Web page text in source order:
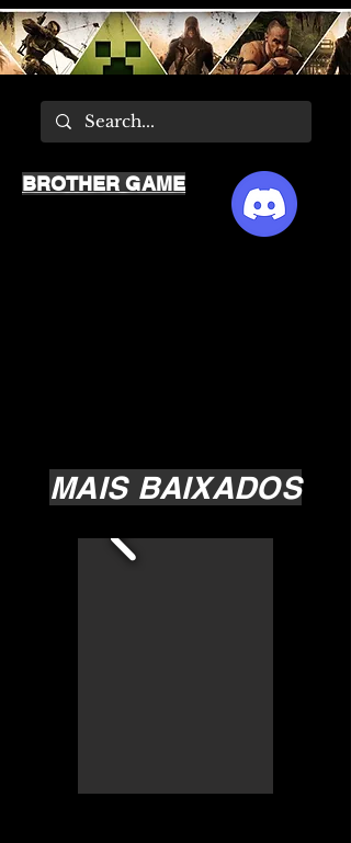
MAIS BAIXADOS
BROTHER GAME